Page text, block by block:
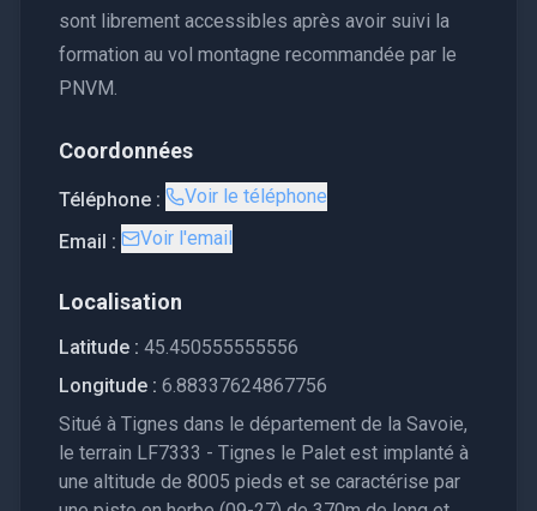
sont librement accessibles après avoir suivi la
formation au vol montagne recommandée par le
PNVM.
Coordonnées
Téléphone :
Voir le téléphone
Email :
Voir l'email
Localisation
Latitude : 45.450555555556
Longitude : 6.88337624867756
Situé à Tignes dans le département de la Savoie,
le terrain LF7333 - Tignes le Palet est implanté à
une altitude de 8005 pieds et se caractérise par